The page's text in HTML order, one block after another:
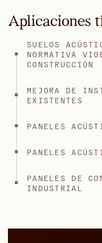
Aplicaciones
SUELOS
NORMATIVA
CONSTRUCCIÓN
MEJORA DE
EXISTENTES
PANELES
PANELES
PANELES DE
INDUSTRIAL